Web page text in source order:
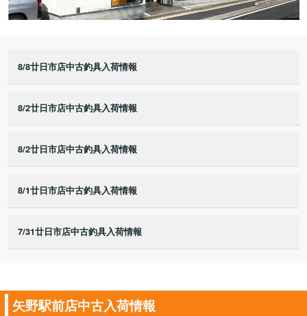
8/8廿日市店中古釣具入荷情報
8/2廿日市店中古釣具入荷情報
8/2廿日市店中古釣具入荷情報
8/1廿日市店中古釣具入荷情報
7/31廿日市店中古釣具入荷情報
矢野駅前店中古入荷情報